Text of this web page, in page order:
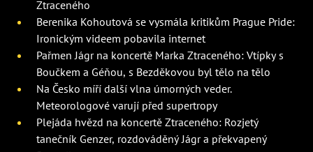
Ztraceného
Berenika Kohoutová se vysmála kritikům Prague Pride:
Ironickým videem pobavila internet
Pařmen Jágr na koncertě Marka Ztraceného: Vtípky s
Boučkem a Géňou, s Bezděkovou byl tělo na tělo
Na Česko míří další vlna úmorných veder.
Meteorologové varují před supertropy
Plejáda hvězd na koncertě Ztraceného: Rozjetý
tanečník Genzer, rozdováděný Jágr a překvapený